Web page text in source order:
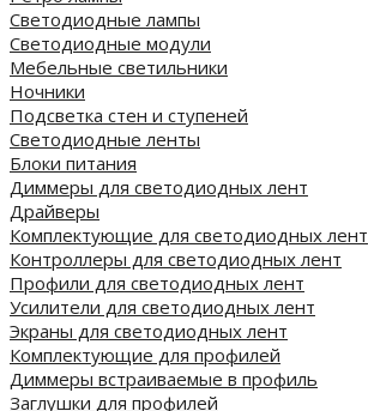
Светодиодные лампы
Светодиодные модули
Мебельные светильники
Ночники
Подсветка стен и ступеней
Светодиодные ленты
Блоки питания
Диммеры для светодиодных лент
Драйверы
Комплектующие для светодиодных лент
Контроллеры для светодиодных лент
Профили для светодиодных лент
Усилители для светодиодных лент
Экраны для светодиодных лент
Комплектующие для профилей
Диммеры встраиваемые в профиль
Заглушки для профилей